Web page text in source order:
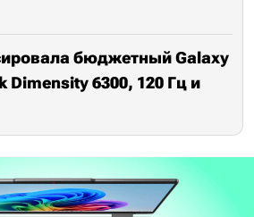
бюджетный Galaxy
Dimensity 6300, 120 Гц и